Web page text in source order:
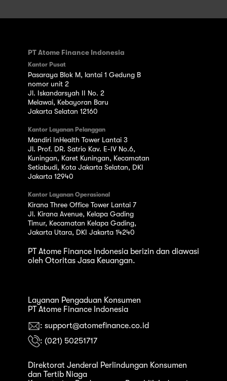
PT Atome Finance Indonesia
Kantor Pusat
Pasaraya Blok M, lantai 1 Gedung B
nomor unit 2
Jl. Iskandarsyah II No. 2
Melawai, Kebayoran Baru
Jakarta Selatan 12160
Kantor Layanan Pelanggan
Mandiri InHealth Tower Lantai 3
Jl. Prof. DR. Satrio Kav. E-IV No.6,
Kuningan, Karet Kuningan, Kecamatan
Setiabudi, Kota Jakarta Selatan, DKI
Jakarta 12940
Kantor Layanan Operasional
Kirana Three Office Tower Lantai 7
Jl. Kirana Avenue, Kelapa Gading
Timur, Kecamatan Kelapa Gading,
Jakarta Utara, DKI Jakarta 14240
PT Atome Finance Indonesia berizin dan diawasi
oleh Otoritas Jasa Keuangan.
Layanan Pengaduan Konsumen
PT Atome Finance Indonesia
: support@atomefinance.co.id
: (021) 50251717
Direktorat Jenderal Perlindungan Konsumen
dan Tertib Niaga